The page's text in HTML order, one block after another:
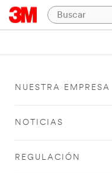
NUESTRA EMPRESA
NOTICIAS
REGULACIÓN